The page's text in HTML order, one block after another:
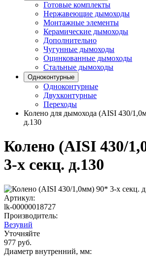
Готовые комплекты
Нержавеющие дымоходы
Монтажные элементы
Керамические дымоходы
Дополнительно
Чугунные дымоходы
Оцинкованные дымоходы
Стальные дымоходы
Одноконтурные
Одноконтурные
Двухконтурные
Переходы
Колено для дымохода (AISI 430/
д.130
Колено (AISI 430/
3-х секц. д.130
Артикул:
lk-00000018727
Производитель:
Везувий
Уточняйте
977 руб.
Диаметр внутренний, мм: